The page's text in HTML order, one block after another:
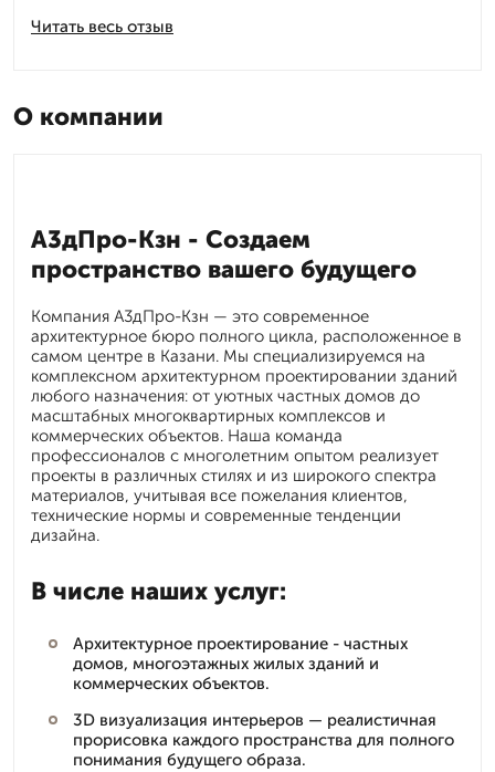
Читать весь отзыв
О компании
А3дПро-Кзн - Создаем
пространство вашего будущего
Компания А3дПро-Кзн — это современное
архитектурное бюро полного цикла, расположенное в
самом центре в Казани. Мы специализируемся на
комплексном архитектурном проектировании зданий
любого назначения: от уютных частных домов до
масштабных многоквартирных комплексов и
коммерческих объектов. Наша команда
профессионалов с многолетним опытом реализует
проекты в различных стилях и из широкого спектра
материалов, учитывая все пожелания клиентов,
технические нормы и современные тенденции
дизайна.
В числе наших услуг:
Архитектурное проектирование - частных
домов, многоэтажных жилых зданий и
коммерческих объектов.
3D визуализация интерьеров — реалистичная
прорисовка каждого пространства для полного
понимания будущего образа.